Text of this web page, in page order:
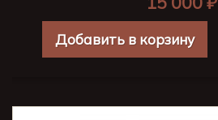
Добавить в корзину